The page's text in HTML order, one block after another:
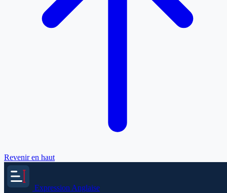
Revenir en haut
Expression Anglaise